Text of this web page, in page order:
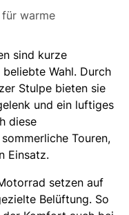
warme
sind kurze
Wahl. Durch
Stulpe bieten sie
und ein luftiges
diese
Touren,
Einsatz.
setzen auf
Belüftung. So